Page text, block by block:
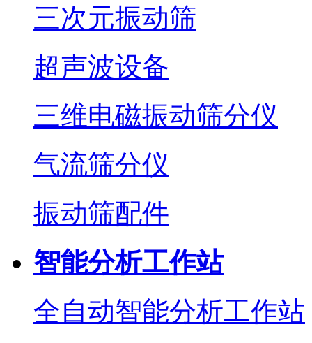
三次元振动筛
超声波设备
三维电磁振动筛分仪
气流筛分仪
振动筛配件
智能分析工作站
全自动智能分析工作站